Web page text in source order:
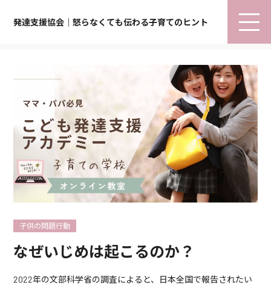
発達支援協会｜怒らなくても伝わる子育てのヒント
なぜいじめは起こるのか？
2022年の文部科学省の調査によると、日本全国で報告されたい
子供の問題行動